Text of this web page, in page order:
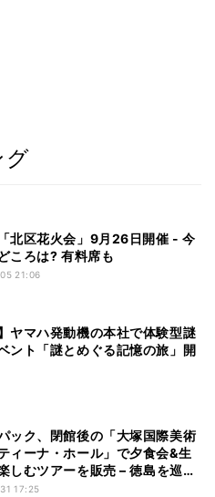
グ
北区花火会」9月26日開催 - 今
ころは? 有料席も
21:06
】ヤマハ発動機の本社で体験型謎
ント「謎とめぐる記憶の旅」開
ック、閉館後の「大塚国際美術
ィーナ・ホール」で夕食会&生
しむツアーを販売 – 徳島を巡る
ース
17:25